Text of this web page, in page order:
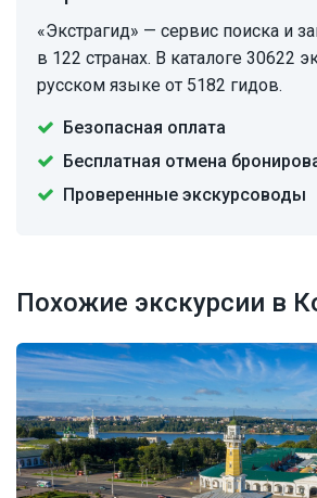
«Экстрагид» — сервис поиска и
в 122 странах. В каталоге 30622
русском языке от 5182 гидов.
Безопасная оплата
Бесплатная отмена
Проверенные экскурсоводы
Похожие экскурсии в